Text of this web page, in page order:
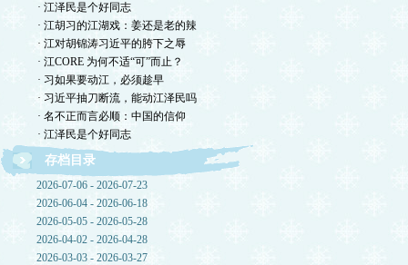
· 江泽民是个好同志
· 江胡习的江湖戏：姜还是老的辣
· 江对胡锦涛习近平的胯下之辱
· 江CORE 为何不适“可”而止？
· 习如果要动江，必须趁早
· 习近平抽刀断流，能动江泽民吗
· 名不正而言必顺：中国的信仰
· 江泽民是个好同志
存档目录
2026-07-06 - 2026-07-23
2026-06-04 - 2026-06-18
2026-05-05 - 2026-05-28
2026-04-02 - 2026-04-28
2026-03-03 - 2026-03-27